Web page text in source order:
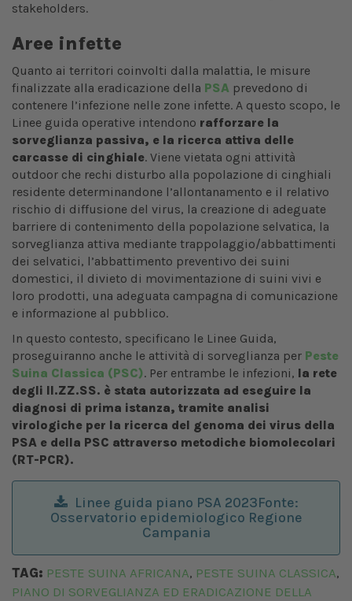
stakeholders.
Aree infette
Quanto ai territori coinvolti dalla malattia, le misure
finalizzate alla eradicazione della PSA prevedono di
contenere l’infezione nelle zone infette. A questo scopo, le
Linee guida operative intendono rafforzare la
sorveglianza passiva, e la ricerca attiva delle
carcasse di cinghiale. Viene vietata ogni attività
outdoor che rechi disturbo alla popolazione di cinghiali
residente determinandone l’allontanamento e il relativo
rischio di diffusione del virus, la creazione di adeguate
barriere di contenimento della popolazione selvatica, la
sorveglianza attiva mediante trappolaggio/abbattimenti
dei selvatici, l’abbattimento preventivo dei suini
domestici, il divieto di movimentazione di suini vivi e
loro prodotti, una adeguata campagna di comunicazione
e informazione al pubblico.
In questo contesto, specificano le Linee Guida,
proseguiranno anche le attività di sorveglianza per Peste
Suina Classica (PSC). Per entrambe le infezioni, la rete
degli II.ZZ.SS. è stata autorizzata ad eseguire la
diagnosi di prima istanza, tramite analisi
virologiche per la ricerca del genoma dei virus della
PSA e della PSC attraverso metodiche biomolecolari
(RT-PCR).
Linee guida piano PSA 2023Fonte:
Osservatorio epidemiologico Regione
Campania
TAG: PESTE SUINA AFRICANA, PESTE SUINA CLASSICA,
PIANO DI SORVEGLIANZA ED ERADICAZIONE DELLA